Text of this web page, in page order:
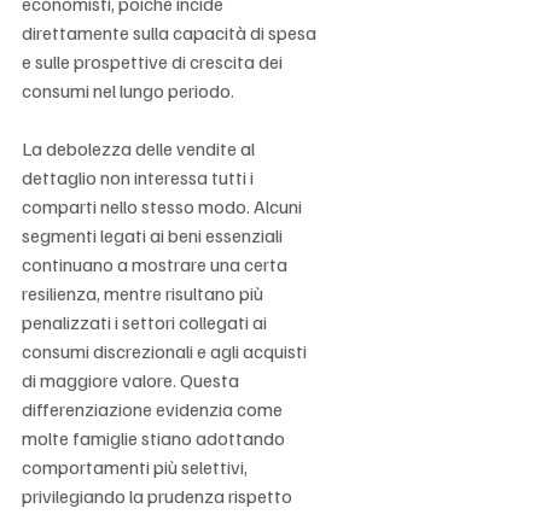
direttamente sulla capacità di spesa
e sulle prospettive di crescita dei
consumi nel lungo periodo.
La debolezza delle vendite al
dettaglio non interessa tutti i
comparti nello stesso modo. Alcuni
segmenti legati ai beni essenziali
continuano a mostrare una certa
resilienza, mentre risultano più
penalizzati i settori collegati ai
consumi discrezionali e agli acquisti
di maggiore valore. Questa
differenziazione evidenzia come
molte famiglie stiano adottando
comportamenti più selettivi,
privilegiando la prudenza rispetto